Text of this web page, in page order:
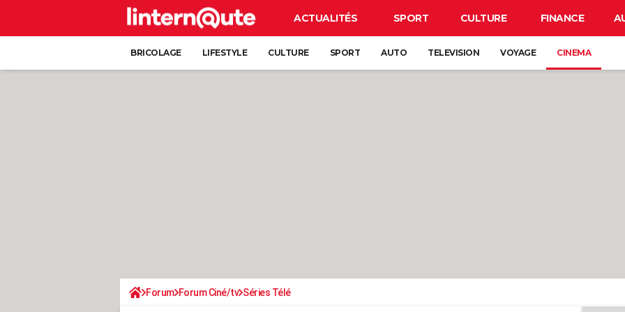
ACTUALITÉS SPORT CULTURE FINANCE
BRICOLAGE LIFESTYLE CULTURE SPORT AUTO TELEVISION VOYAGE CINEMA
Forum Forum Ciné/tv Séries Télé